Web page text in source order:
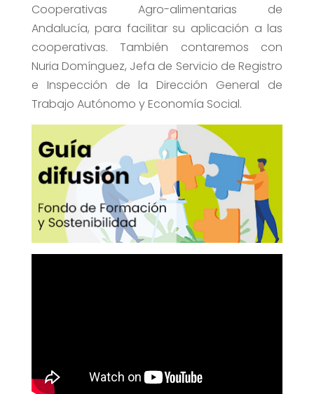
Cooperativas Agro-alimentarias de
Andalucía, para facilitar su aplicación a las
cooperativas. También contaremos con
Nuria Domínguez, Jefa de Servicio de Registro
e Inspección de la Dirección General de
Trabajo Autónomo y Economía Social.